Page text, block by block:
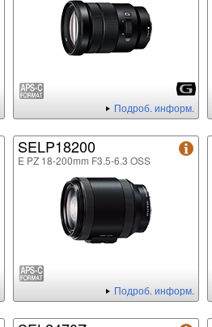
Подроб. информ.
SELP18200
E PZ 18-200mm F3.5-6.3 OSS
Подроб. информ.